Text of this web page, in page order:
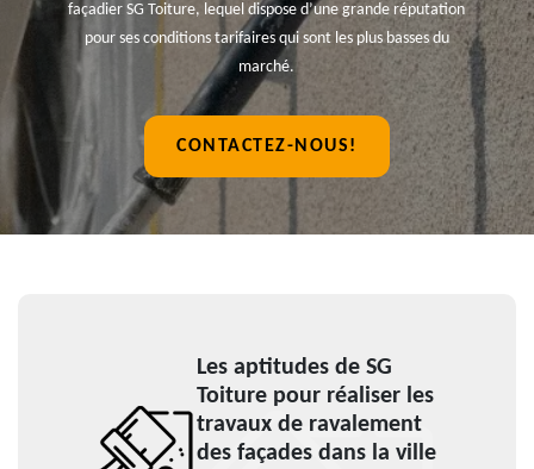
façadier SG Toiture, lequel dispose d’une grande réputation
pour ses conditions tarifaires qui sont les plus basses du
marché.
CONTACTEZ-NOUS!
Les aptitudes de SG
Toiture pour réaliser les
travaux de ravalement
des façades dans la ville